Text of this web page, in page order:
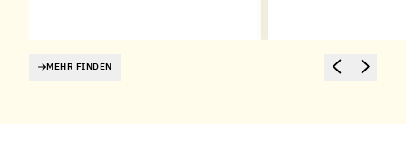
MEHR FINDEN